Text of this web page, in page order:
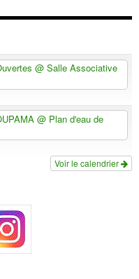
@ Salle Associative
@ Plan d'eau de
Voir le calendrier